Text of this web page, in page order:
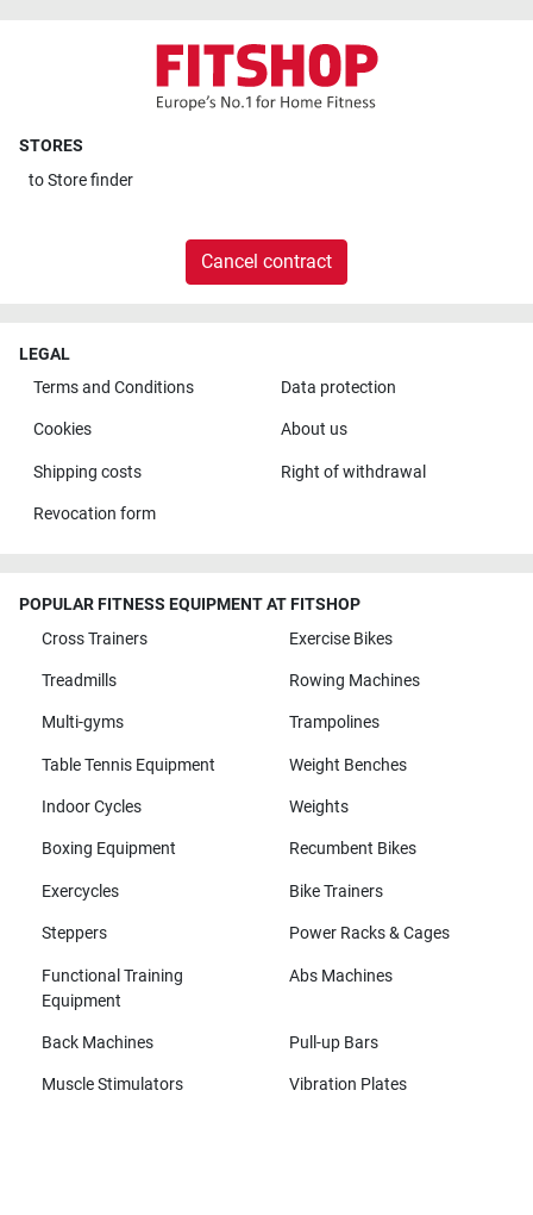
STORES
toStore finder
Cancel contract
LEGAL
Terms and Conditions
Data protection
Cookies About us
Shipping costs Right of withdrawal
Revocation form
POPULAR FITNESS EQUIPMENT AT FITSHOP
Cross Trainers
Exercise Bikes
Treadmills Rowing Machines
Multi-gyms Trampolines
Table Tennis Equipment Weight Benches
Indoor Cycles Weights
Boxing Equipment Recumbent Bikes
Exercycles Bike Trainers
Steppers Power Racks & Cages
Functional Training
Equipment
Abs Machines
Back Machines Pull-up Bars
Muscle Stimulators Vibration Plates